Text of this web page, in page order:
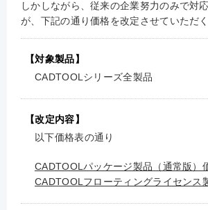
しかしながら、従来の企業努力のみで対
が、下記の通り価格を改定させていただ
【対象製品】
CADTOOLシリーズ全製品
【改定内容】
以下価格表の通り
CADTOOLパッケージ製品（通常版）
CADTOOLフローティングライセンス